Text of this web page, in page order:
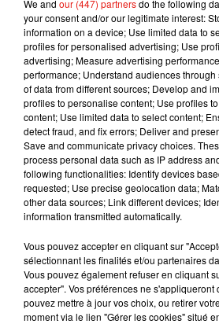
Des propos recueillis par Annie
Musique
5 août 2026
Benny Blanco
Becky G sur son
4 août 2026
Tiny Desk invite
live session
We and our (447) partnersdo the following
your consent and/or our legitimate interest:
information on a device; Use limited data to
profiles for personalised advertising; Use
advertising; Measure advertising
performance; Understand audiences
of data from different sources; Develop and
profiles to personalise content; Use profiles
content; Use limited data to select content;
detect fraud, and fix errors; Deliver and
Save and communicate privacy choices.
process personal data such as IP address
following functionalities: Identify devices
requested; Use precise geolocation data;
other data sources; Link different devices;
information transmitted automatically.
Vous pouvez accepter en cliquant sur
sélectionnant les finalités et/ou partenaires
Vous pouvez également refuser en cliquant
accepter". Vos préférences ne s'appliqueront
pouvez mettre à jour vos choix, ou retirer
moment via le lien "Gérer les cookies" situé